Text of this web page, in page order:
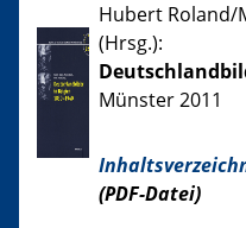
Hubert Roland/
(Hrsg.):
Münster 2011
(PDF-Datei)